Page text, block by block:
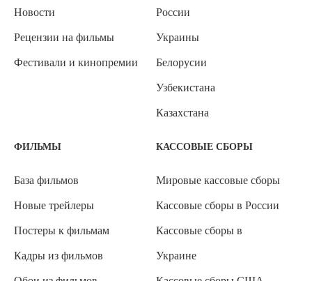
Новости
Рецензии на фильмы
Фестивали и кинопремии
России
Украины
Белорусии
Узбекистана
Казахстана
ФИЛЬМЫ
База фильмов
Новые трейлеры
Постеры к фильмам
Кадры из фильмов
КАССОВЫЕ СБОРЫ
Мировые кассовые сборы
Кассовые сборы в России
Кассовые сборы в
Украине